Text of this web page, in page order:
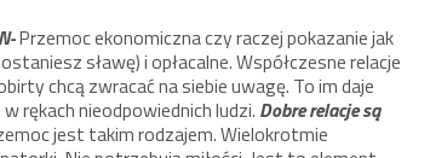
Przemoc ekonomiczna czy raczej pokazanie jak
sławę) i opłacalne. Współczesne relacje
chcą zwracać na siebie uwagę. To im daje
rękach nieodpowiednich ludzi. Dobre relacje są
jest takim rodzajem. Wielokrotmie